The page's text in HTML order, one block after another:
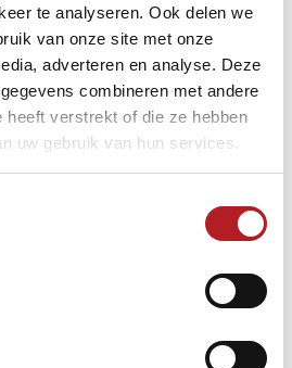
te analyseren. Ook delen we
van onze site met onze
adverteren en analyse. Deze
combineren met andere
heeft verstrekt of die ze hebben
uw gebruik van hun services.
ronde 5 (Eerste divisie en
2025
7
06 december 2025